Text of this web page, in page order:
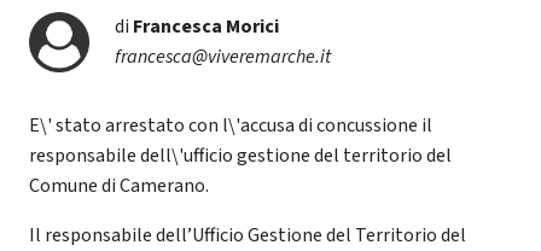
di Francesca Morici
francesca@viveremarche.it
E\' stato arrestato con l\'accusa di concussione il
responsabile dell\'ufficio gestione del territorio del
Comune di Camerano.
Il responsabile dell’Ufficio Gestione del Territorio del